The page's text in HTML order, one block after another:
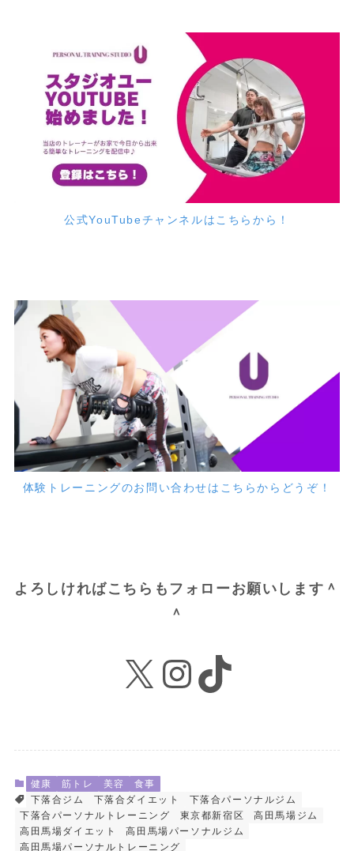
公式YouTubeチャンネルはこちらから！
体験トレーニングのお問い合わせはこちらからどうぞ！
よろしければこちらもフォローお願いします＾
＾
X Instagram
TikTok
健康 筋トレ 美容
食事
下落合ジム
下落合ダイエット
下落合パーソナルジム
下落合パーソナルトレーニング
東京都新宿区
高田馬場ジム
高田馬場ダイエット
高田馬場パーソナルジム
高田馬場パーソナルトレーニング